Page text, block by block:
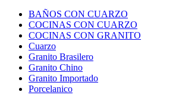
BAÑOS CON CUARZO
COCINAS CON CUARZO
COCINAS CON GRANITO
Cuarzo
Granito Brasilero
Granito Chino
Granito Importado
Porcelanico